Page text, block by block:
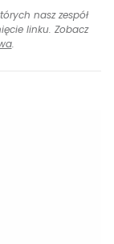
nasz zespół
linku. Zobacz
.